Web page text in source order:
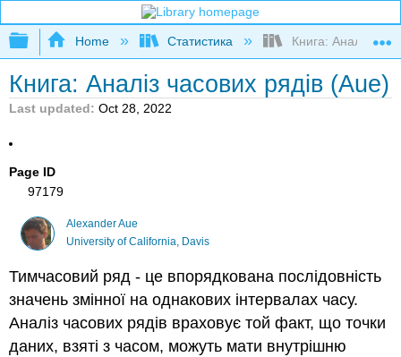
Expand/collapse global hierarchy
Home Статистика Книга: Аналіз
Книга: Аналіз часових рядів (Aue)
Last updated Oct 28, 2022
Page ID
97179
Alexander Aue
University of California, Davis
Тимчасовий ряд - це впорядкована послідовність
значень змінної на однакових інтервалах часу.
Аналіз часових рядів враховує той факт, що точки
даних, взяті з часом, можуть мати внутрішню